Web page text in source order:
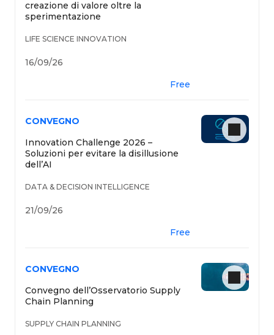
LIFE SCIENCE INNOVATION
creazione di valore oltre la
sperimentazione
16/09/26
Free
DATA & DECISION INTELLIGENCE
CONVEGNO
Innovation Challenge 2026 –
Soluzioni per evitare la disillusione
dell’AI
21/09/26
Free
SUPPLY CHAIN PLANNING
CONVEGNO
Convegno dell’Osservatorio Supply
Chain Planning